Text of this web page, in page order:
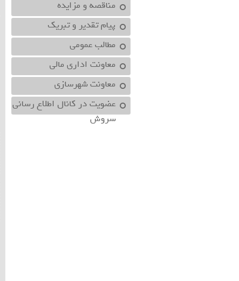
مناقصه و مزایده
پیام تقدیر و تبریک
مطالب عمومی
معاونت اداري مالي
معاونت شهرسازي
عضویت در کانال اطلاع رسانی
سروش